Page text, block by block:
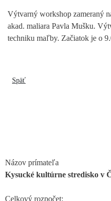
Výtvarný workshop zameraný
akad. maliara Pavla Mušku.
techniku maľby. Začiatok je o
Späť
Názov prímateľa
Kysucké kultúrne stredisko v
Celkový rozpočet: